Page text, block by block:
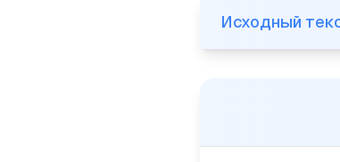
(1)Уезжая ранним
Исходный